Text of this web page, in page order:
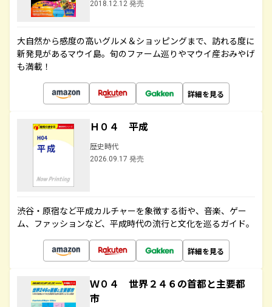
2018.12.12 発売
大自然から感度の高いグルメ＆ショッピングまで、訪れる度に
新発見があるマウイ島。旬のファーム巡りやマウイ産おみやげ
も満載！
詳細を見る
Ｈ０４ 平成
歴史時代
2026.09.17 発売
渋谷・原宿など平成カルチャーを象徴する街や、音楽、ゲー
ム、ファッションなど、平成時代の流行と文化を巡るガイド。
詳細を見る
Ｗ０４ 世界２４６の首都と主要都
市